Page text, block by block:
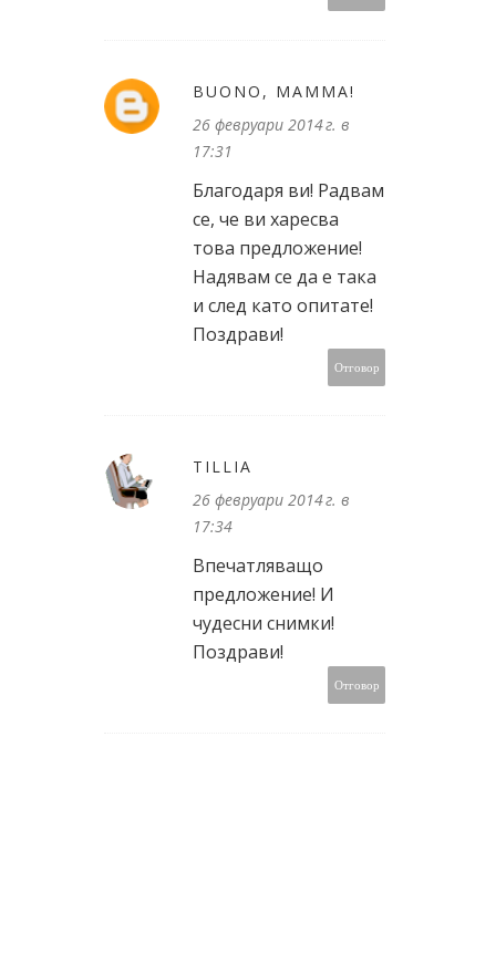
BUONO, MAMMA!
26 февруари 2014 г. в
17:31
Благодаря ви! Радвам
се, че ви харесва
това предложение!
Надявам се да е така
и след като опитате!
Поздрави!
Отговор
TILLIA
26 февруари 2014 г. в
17:34
Впечатляващо
предложение! И
чудесни снимки!
Поздрави!
Отговор